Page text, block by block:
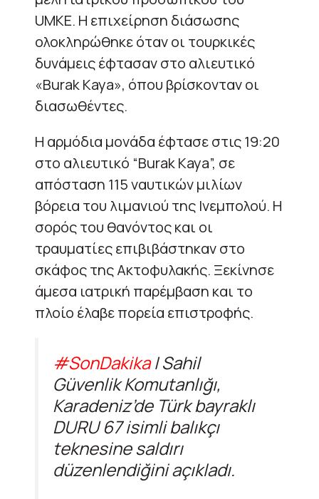
UMKE. Η επιχείρηση διάσωσης
ολοκληρώθηκε όταν οι τουρκικές
δυνάμεις έφτασαν στο αλιευτικό
«Burak Kaya», όπου βρίσκονταν οι
διασωθέντες.
Η αρμόδια μονάδα έφτασε στις 19:20
στο αλιευτικό “Burak Kaya”, σε
απόσταση 115 ναυτικών μιλίων
βόρεια του λιμανιού της Ινεμπολού. Η
σορός του θανόντος και οι
τραυματίες επιβιβάστηκαν στο
σκάφος της Ακτοφυλακής. Ξεκίνησε
άμεσα ιατρική παρέμβαση και το
πλοίο έλαβε πορεία επιστροφής.
#SonDakika| Sahil
Güvenlik Komutanlığı,
Karadeniz’de Türk bayraklı
DURU 67 isimli balıkçı
teknesine saldırı
düzenlendiğini açıkladı.